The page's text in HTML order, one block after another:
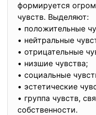
формируется
чувств. Выделяют:
• положительные
• нейтральные
• отрицательные
• низшие чувства;
• социальные
• эстетические
• группа чувств,
собственности.